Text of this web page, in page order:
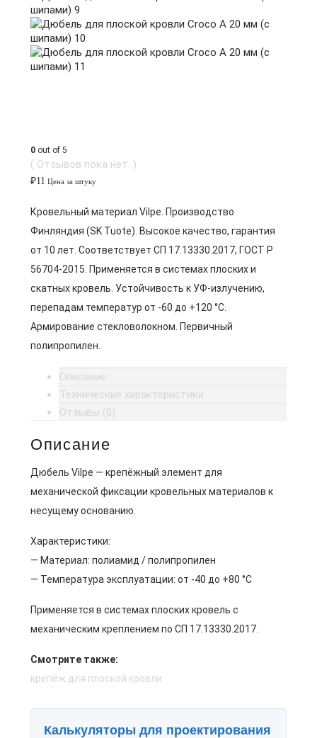
0 out of 5
( Отзывов пока нет. )
₽11 Цена за штуку
Кровельный материал Vilpe. Производство
Финляндия (SK Tuote). Высокое качество, гарантия
от 10 лет. Соответствует СП 17.13330.2017, ГОСТ Р
56704-2015. Применяется в системах плоских и
скатных кровель. Устойчивость к УФ-излучению,
перепадам температур от -60 до +120 °C.
Армирование стекловолокном. Первичный
полипропилен.
Описание
Технические характеристики
Отзывы (0)
Описание
Дюбель Vilpe — крепёжный элемент для
механической фиксации кровельных материалов к
несущему основанию.
Характеристики:
— Материал: полиамид / полипропилен
— Температура эксплуатации: от -40 до +80 °C
Применяется в системах плоских кровель с
механическим креплением по СП 17.13330.2017.
Смотрите также:
крепёж для плоской кровли
Калькуляторы для проектирования